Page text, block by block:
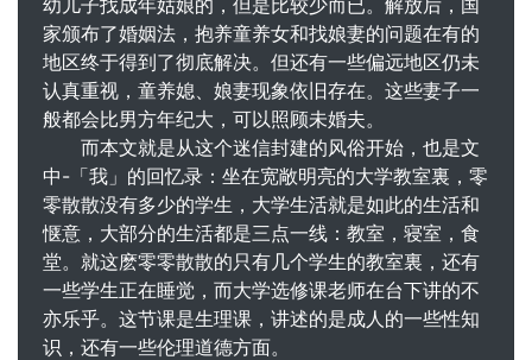
家颁布了婚姻法，抱养童养女和找娘妻的问题在有的
地区终于得到了彻底解决。但还有一些偏远地区仍未
认真重视，童养媳、娘妻现象依旧存在。这些妻子一
般都会比男方年纪大，可以照顾未婚夫。
而本文就是从这个迷信封建的风俗开始，也是文
中-「我」的回忆录：坐在宽敞明亮的大学教室裏，零
零散散没有多少的学生，大学生活就是如此的生活和
惬意，大部分的生活都是三点一线：教室，寝室，食
堂。就这麽零零散散的只有几个学生的教室裏，还有
一些学生正在睡觉，而大学选修课老师在台下讲的不
亦乐乎。这节课是生理课，讲述的是成人的一些性知
识，还有一些伦理道德方面。